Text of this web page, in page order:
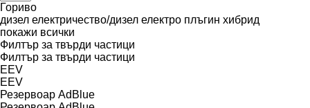
Гориво
дизел електричество/дизел електро плъгин хибрид
покажи всички
Филтър за твърди частици
Филтър за твърди частици
EEV
EEV
Резервоар AdBlue